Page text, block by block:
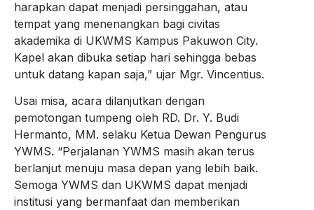
harapkan dapat menjadi persinggahan, atau
tempat yang menenangkan bagi civitas
akademika di UKWMS Kampus Pakuwon City.
Kapel akan dibuka setiap hari sehingga bebas
untuk datang kapan saja,” ujar Mgr. Vincentius.
Usai misa, acara dilanjutkan dengan
pemotongan tumpeng oleh RD. Dr. Y. Budi
Hermanto, MM. selaku Ketua Dewan Pengurus
YWMS. “Perjalanan YWMS masih akan terus
berlanjut menuju masa depan yang lebih baik.
Semoga YWMS dan UKWMS dapat menjadi
institusi yang bermanfaat dan memberikan